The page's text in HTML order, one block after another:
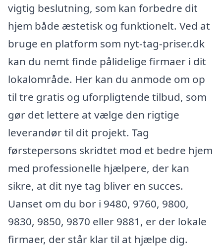
vigtig beslutning, som kan forbedre dit
hjem både æstetisk og funktionelt. Ved at
bruge en platform som nyt-tag-priser.dk
kan du nemt finde pålidelige firmaer i dit
lokalområde. Her kan du anmode om op
til tre gratis og uforpligtende tilbud, som
gør det lettere at vælge den rigtige
leverandør til dit projekt. Tag
førstepersons skridtet mod et bedre hjem
med professionelle hjælpere, der kan
sikre, at dit nye tag bliver en succes.
Uanset om du bor i 9480, 9760, 9800,
9830, 9850, 9870 eller 9881, er der lokale
firmaer, der står klar til at hjælpe dig.